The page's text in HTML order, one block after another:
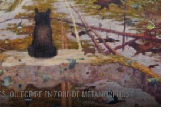
OU ÉCRIRE EN ZONE DE MÉTAMORPHOSE